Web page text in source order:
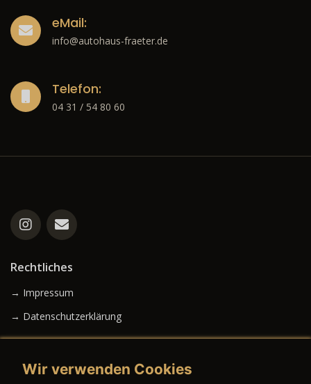
eMail:
info@autohaus-fraeter.de
Telefon:
04 31 / 54 80 60
Rechtliches
→ Impressum
→ Datenschutzerklärung
Wir verwenden Cookies